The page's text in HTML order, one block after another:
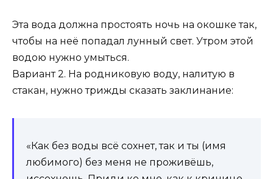
Эта вода должна простоять ночь на окошке так,
чтобы на неё попадал лунный свет. Утром этой
водою нужно умыться.
Вариант 2. На родниковую воду, налитую в
стакан, нужно трижды сказать заклинание:
«Как без воды всё сохнет, так и ты (имя
любимого) без меня не проживёшь,